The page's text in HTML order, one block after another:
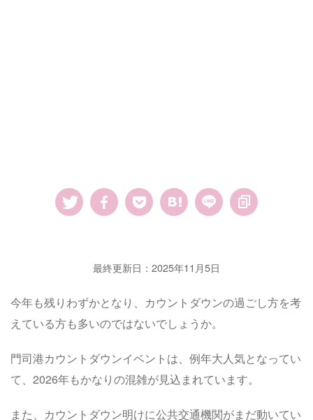
最終更新日：2025年11月5日
今年も残りわずかとなり、カウントダウンの過ごし方を考
えている方も多いのではないでしょうか。
門司港カウントダウンイベントは、例年大人気となってい
て、2026年もかなりの混雑が見込まれています。
また、カウントダウン明けに公共交通機関がまだ動いてい